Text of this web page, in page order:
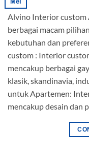
Alvino Interior custom
berbagai macam
kebutuhan dan
custom : Interior
mencakup berbagai
klasik, skandinavia,
untuk Apartemen:
mencakup desain